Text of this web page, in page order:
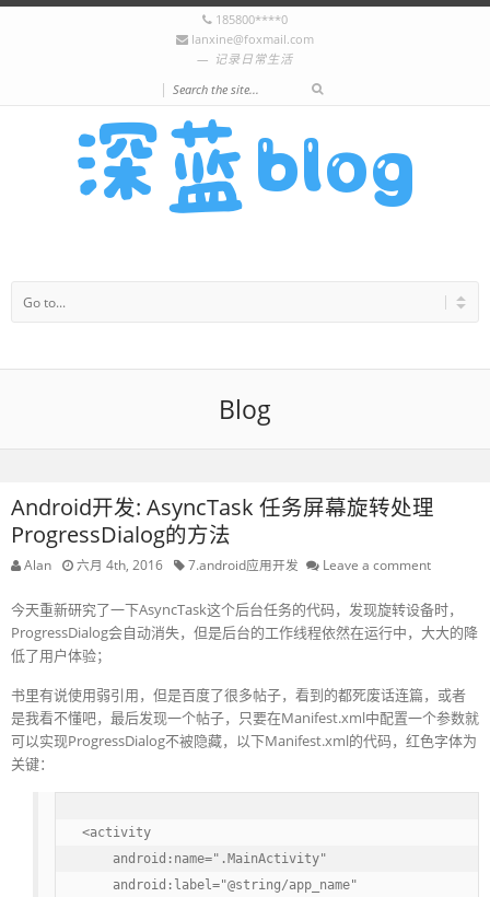
185800****0
lanxine@foxmail.com
记录日常生活
|
Blog
Android开发: AsyncTask 任务屏幕旋转处理
ProgressDialog的方法
Alan 六月 4th, 2016 7.android应用开发 Leave a comment
今天重新研究了一下AsyncTask这个后台任务的代码，发现旋转设备时，
ProgressDialog会自动消失，但是后台的工作线程依然在运行中，大大的降
低了用户体验；
书里有说使用弱引用，但是百度了很多帖子，看到的都死废话连篇，或者
是我看不懂吧，最后发现一个帖子，只要在Manifest.xml中配置一个参数就
可以实现ProgressDialog不被隐藏，以下Manifest.xml的代码，红色字体为
关键：
<activity
    android:name=".MainActivity"
    android:label="@string/app_name"